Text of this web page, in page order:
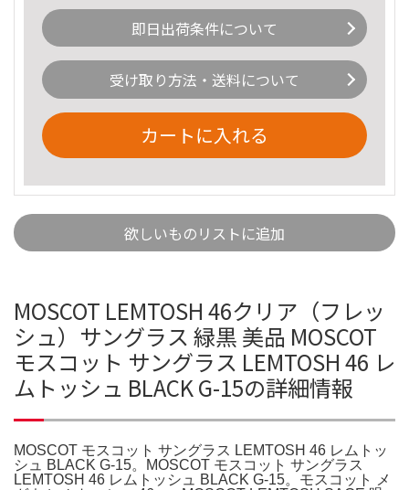
即日出荷条件について
受け取り方法・送料について
カートに入れる
欲しいものリストに追加
MOSCOT LEMTOSH 46クリア（フレッ
シュ）サングラス 緑黒 美品 MOSCOT
モスコット サングラス LEMTOSH 46 レ
ムトッシュ BLACK G-15の詳細情報
MOSCOT モスコット サングラス LEMTOSH 46 レムトッ
シュ BLACK G-15。MOSCOT モスコット サングラス
LEMTOSH 46 レムトッシュ BLACK G-15。モスコット メ